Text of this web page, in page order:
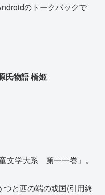
のトークバックで
氏物語 橋姫
文学大系 第一一巻」。
つと西の端の或国(引用終